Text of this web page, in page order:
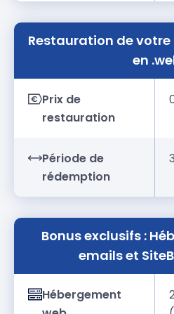
Restauration de
en
Prix de
restauration
Période de
rédemption
Bonus exclusifs :
emails et
Hébergement